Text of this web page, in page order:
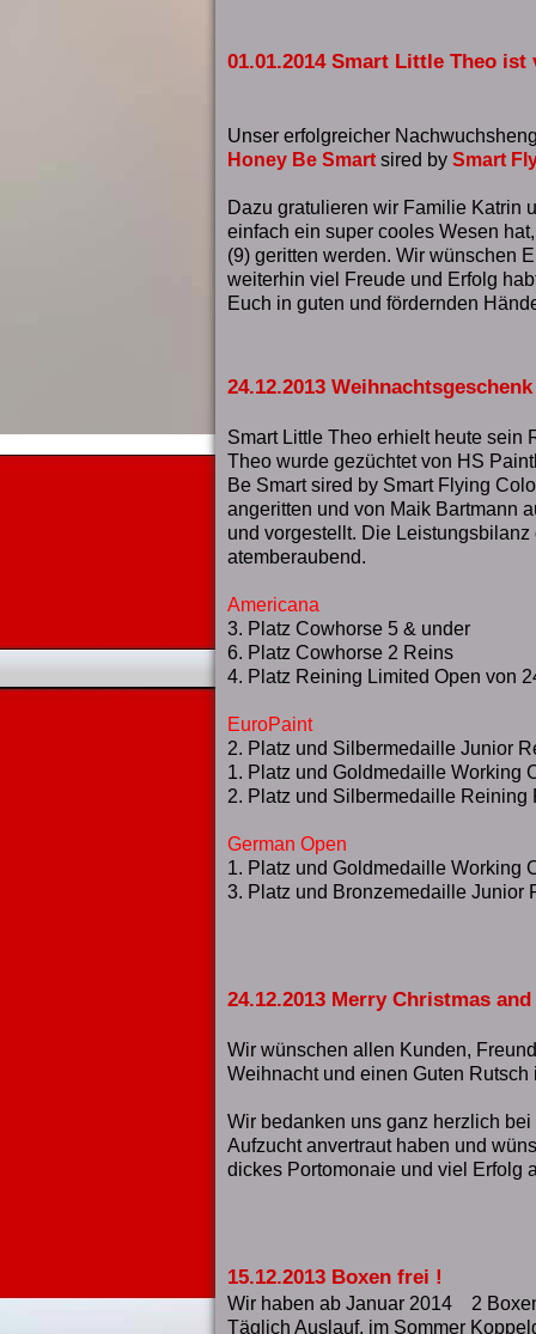
01.01.2014 Smart Little Theo ist
Unser erfolgreicher
Honey Be Smart sired by Smart
Dazu gratulieren wir Familie Katrin
einfach ein super cooles Wesen
(9) geritten werden. Wir wünschen
weiterhin viel Freude und Erfolg
Euch in guten und fördernden
24.12.2013
Smart Little Theo erhielt heute sein
Theo wurde gezüchtet von HS
Be Smart sired by Smart Flying
angeritten und von Maik Bartmann
und vorgestellt. Die
atemberaubend.
Americana
3. Platz Cowhorse 5 & under
6. Platz Cowhorse 2 Reins
4. Platz Reining Limited Open von
EuroPaint
2. Platz und Silbermedaille Junior
1. Platz und Goldmedaille Working
2. Platz und Silbermedaille Reining
German Open
1. Platz und Goldmedaille Working
3. Platz und Bronzemedaille Junior
24.12.2013 Merry Christmas
Wir wünschen allen Kunden,
Weihnacht und einen Guten Rutsch
Wir bedanken uns ganz herzlich
Aufzucht anvertraut haben und
dickes Portomonaie und viel Erfolg
15.12.2013 Boxen frei !
Wir haben ab Januar 2014 2
Täglich Auslauf, im Sommer